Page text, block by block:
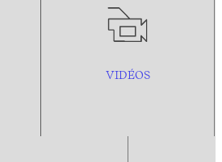
VIDÉOS